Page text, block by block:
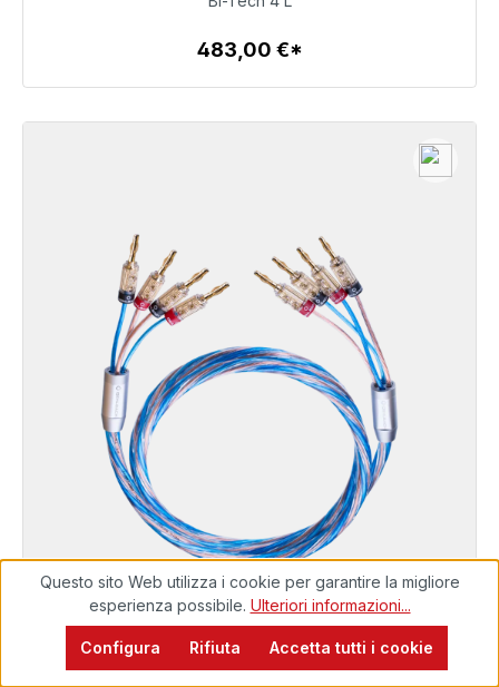
Dettagli
483,00 €*
EXCELLENCE
Eccellente set di cavi per altoparlanti con
connettori a banana
Pronto per la spedizione immediata, tempo di
consegna 48 ore*
Questo sito Web utilizza i cookie per garantire la migliore
esperienza possibile. Ulteriori informazioni...
Rifiuta
Configura Accetta tutti i cookie